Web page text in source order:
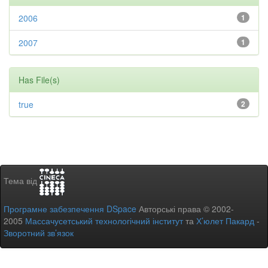
1
2006
1
2007
Has File(s)
2
true
Тема від
Програмне забезпечення DSpace Авторські права © 2002-
2005 Массачусетський технологічний інститутта Х’юлет Пакард -
Зворотний зв’язок